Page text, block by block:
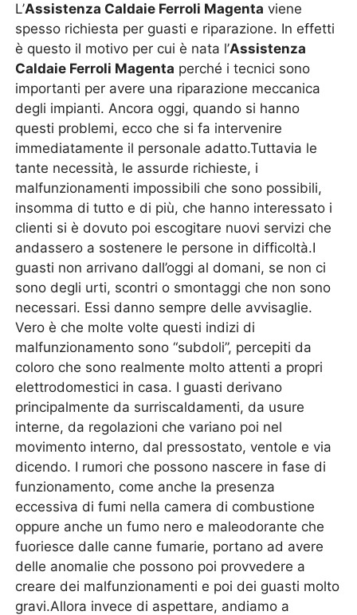
L’Assistenza Caldaie Ferroli Magenta viene
spesso richiesta per guasti e riparazione. In effetti
è questo il motivo per cui è nata l’Assistenza
Caldaie Ferroli Magenta perché i tecnici sono
importanti per avere una riparazione meccanica
degli impianti. Ancora oggi, quando si hanno
questi problemi, ecco che si fa intervenire
immediatamente il personale adatto.Tuttavia le
tante necessità, le assurde richieste, i
malfunzionamenti impossibili che sono possibili,
insomma di tutto e di più, che hanno interessato i
clienti si è dovuto poi escogitare nuovi servizi che
andassero a sostenere le persone in difficoltà.I
guasti non arrivano dall’oggi al domani, se non ci
sono degli urti, scontri o smontaggi che non sono
necessari. Essi danno sempre delle avvisaglie.
Vero è che molte volte questi indizi di
malfunzionamento sono “subdoli”, percepiti da
coloro che sono realmente molto attenti a propri
elettrodomestici in casa. I guasti derivano
principalmente da surriscaldamenti, da usure
interne, da regolazioni che variano poi nel
movimento interno, dal pressostato, ventole e via
dicendo. I rumori che possono nascere in fase di
funzionamento, come anche la presenza
eccessiva di fumi nella camera di combustione
oppure anche un fumo nero e maleodorante che
fuoriesce dalle canne fumarie, portano ad avere
delle anomalie che possono poi provvedere a
creare dei malfunzionamenti e poi dei guasti molto
gravi.Allora invece di aspettare, andiamo a